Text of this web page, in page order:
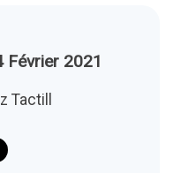
Février 2021
Tactill